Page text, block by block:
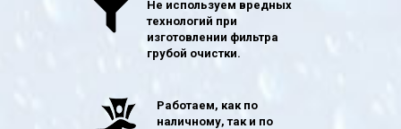
Не используем вредных
технологий при
изготовлении фильтра
грубой очистки.
Работаем, как по
наличному, так и по